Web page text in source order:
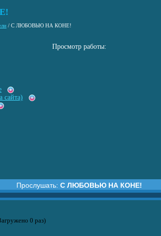
/ С ЛЮБОВЬЮ НА КОНЕ!
Просмотр работы:
сайта)
Прослушать: С ЛЮБОВЬЮ НА КОНЕ!
0 раз)